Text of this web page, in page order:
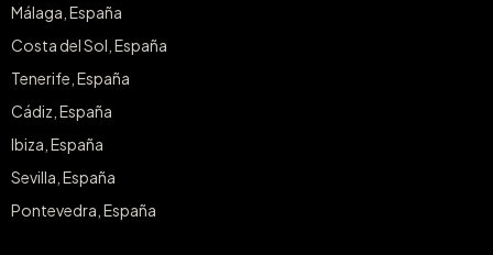
Málaga, España
Costa del Sol, España
Tenerife, España
Cádiz, España
Ibiza, España
Sevilla, España
Pontevedra, España